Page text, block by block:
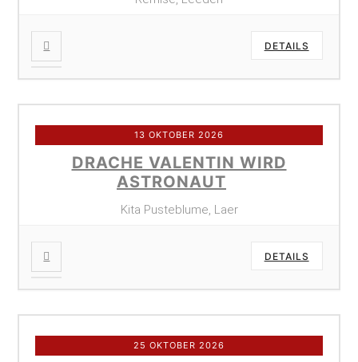
DETAILS
13 OKTOBER 2026
DRACHE VALENTIN WIRD
ASTRONAUT
Kita Pusteblume, Laer
DETAILS
25 OKTOBER 2026